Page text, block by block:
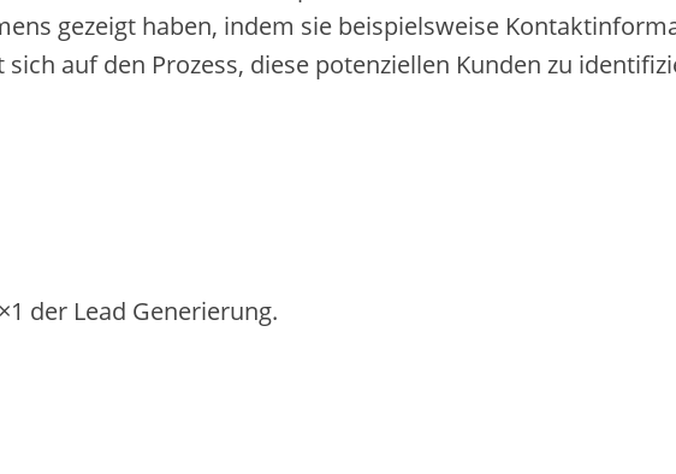
gezeigt haben, indem sie beispielsweise
auf den Prozess, diese potenziellen Kunden zu
der Lead Generierung.